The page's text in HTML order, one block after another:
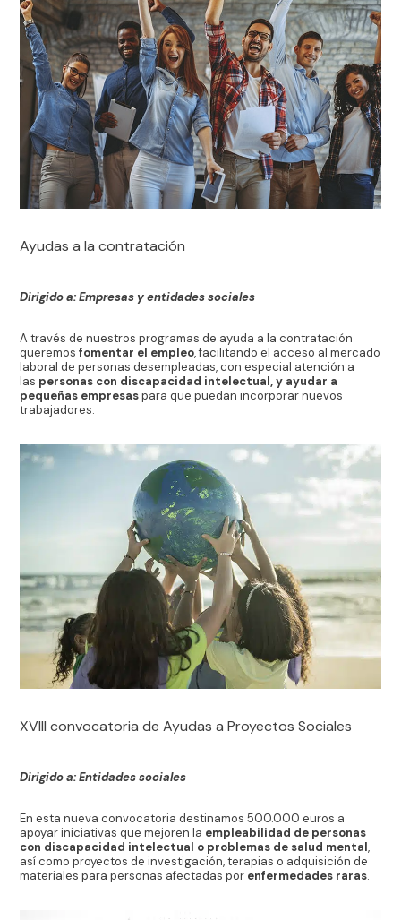
Ayudas a la contratación
Dirigido a: Empresas y entidades sociales
A través de nuestros programas de ayuda a la contratación
queremosfomentar el empleo, facilitando el acceso al mercado
laboral de personas desempleadas, con especial atención a
las personas con discapacidad intelectual, y ayudar a
pequeñas empresaspara que puedan incorporar nuevos
trabajadores.
XVIII convocatoria de Ayudas a Proyectos Sociales
Dirigido a: Entidades sociales
En esta nueva convocatoria destinamos 500.000 euros a
apoyar iniciativas que mejoren la empleabilidad de personas
con discapacidad intelectual o problemas de salud mental,
así como proyectos de investigación, terapias o adquisición de
materiales para personas afectadas por enfermedades raras.